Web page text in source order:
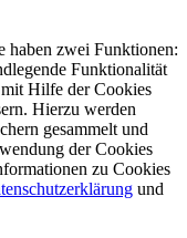
haben zwei Funktionen:
Funktionalität
Hilfe der Cookies
Hierzu werden
gesammelt und
der Cookies
zu Cookies
und